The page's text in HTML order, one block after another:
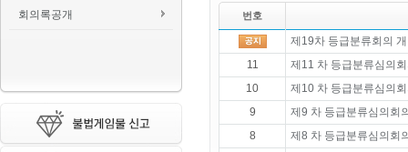
회의록공개 번호
제19차 등급분류회의
11
제11 차 등급분류심의
10
제10 차 등급분류심의
9
제9 차 등급분류심의회
8
제8 차 등급분류심의회